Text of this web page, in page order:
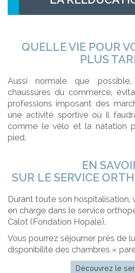
QUELLE VIE POUR
PLUS
Aussi normale que
chaussures du commerce,
professions imposant des
une activité sportive où il
comme le vélo et la natation
pied.
EN
SUR LE SERVICE
Durant toute son hospitalisation,
en charge dans le service
Calot (Fondation Hopale).
Vous pourrez séjourner près de
disponibilité des chambres «
Découvrez le